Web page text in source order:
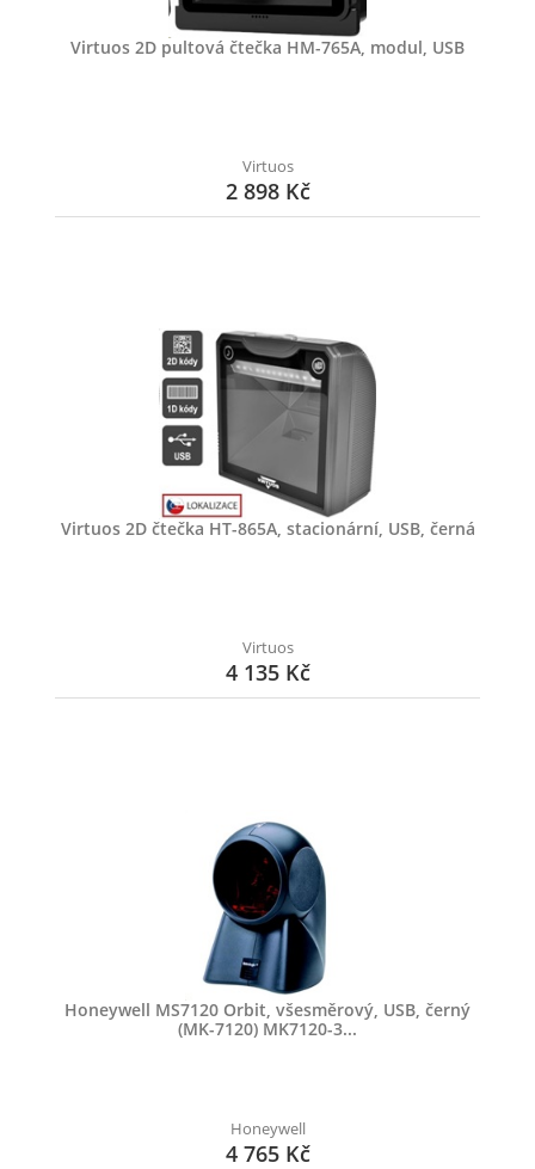
Virtuos 2D pultová čtečka HM-765A, modul, USB
Virtuos
2 898 Kč
Virtuos 2D čtečka HT-865A, stacionární, USB, černá
Virtuos
4 135 Kč
Honeywell MS7120 Orbit, všesměrový, USB, černý
(MK-7120) MK7120-3...
Honeywell
4 765 Kč